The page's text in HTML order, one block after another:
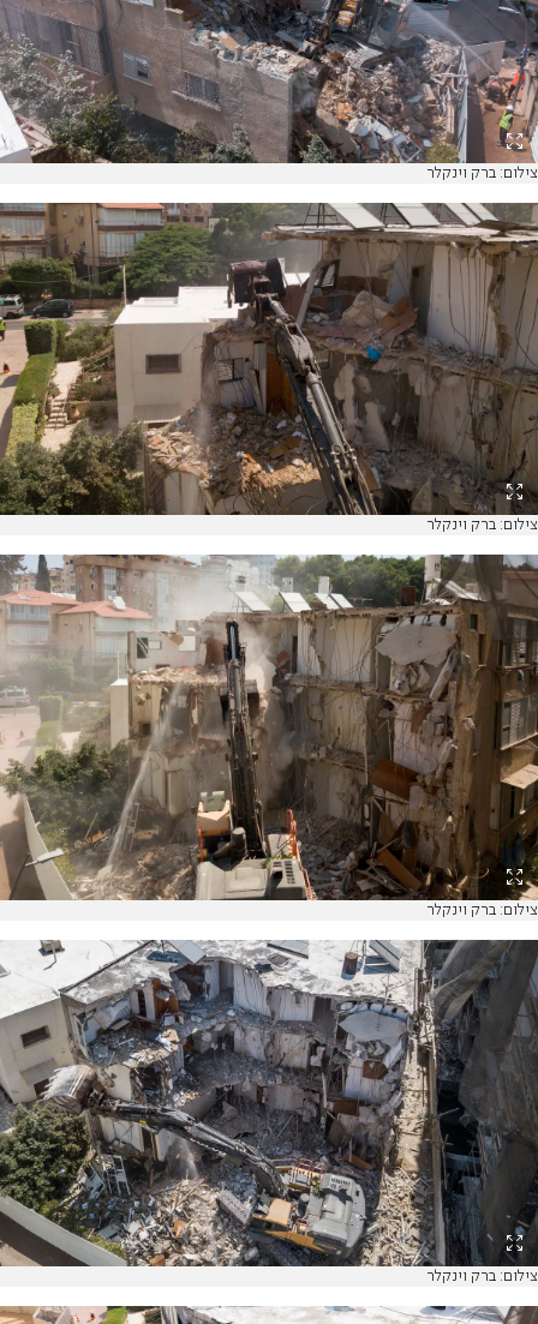
צילום: ברק וינקלר
צילום: ברק וינקלר
צילום: ברק וינקלר
צילום: ברק וינקלר